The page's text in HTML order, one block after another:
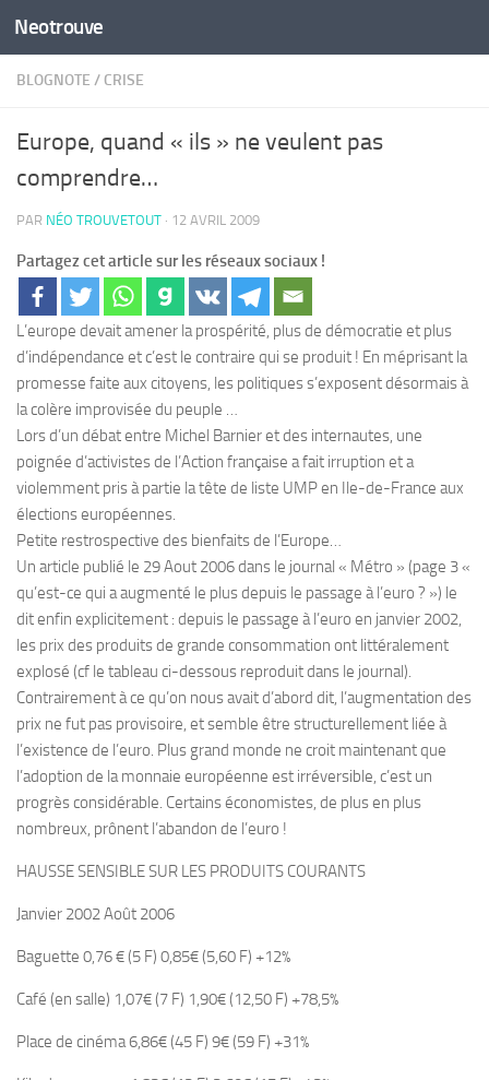
Skip to content
Neotrouve
BLOGNOTE / CRISE
Europe, quand « ils » ne veulent pas
comprendre…
PAR NÉO TROUVETOUT · 12 AVRIL 2009
Partagez cet article sur les réseaux sociaux !
L’europe devait amener la prospérité, plus de démocratie et plus
d’indépendance et c’est le contraire qui se produit ! En méprisant la
promesse faite aux citoyens, les politiques s’exposent désormais à
la colère improvisée du peuple …
Lors d’un débat entre Michel Barnier et des internautes, une
poignée d’activistes de l’Action française a fait irruption et a
violemment pris à partie la tête de liste UMP en Ile-de-France aux
élections européennes.
Petite restrospective des bienfaits de l’Europe…
Un article publié le 29 Aout 2006 dans le journal « Métro » (page 3 «
qu’est-ce qui a augmenté le plus depuis le passage à l’euro ? ») le
dit enfin explicitement : depuis le passage à l’euro en janvier 2002,
les prix des produits de grande consommation ont littéralement
explosé (cf le tableau ci-dessous reproduit dans le journal).
Contrairement à ce qu’on nous avait d’abord dit, l’augmentation des
prix ne fut pas provisoire, et semble être structurellement liée à
l’existence de l’euro. Plus grand monde ne croit maintenant que
l’adoption de la monnaie européenne est irréversible, c’est un
progrès considérable. Certains économistes, de plus en plus
nombreux, prônent l’abandon de l’euro !
HAUSSE SENSIBLE SUR LES PRODUITS COURANTS
Janvier 2002 Août 2006
Baguette 0,76 € (5 F) 0,85€ (5,60 F) +12%
Café (en salle) 1,07€ (7 F) 1,90€ (12,50 F) +78,5%
Place de cinéma 6,86€ (45 F) 9€ (59 F) +31%